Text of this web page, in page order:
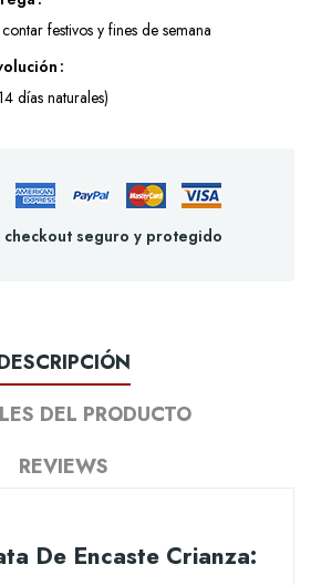
festivos y fines de semana
días naturales)
checkout seguro y protegido
DEL PRODUCTO
REVIEWS
De Encaste Crianza: